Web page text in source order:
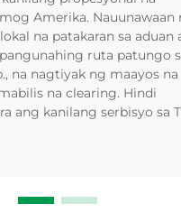
Amerika. Nauunawaan
na patakaran sa aduan
ruta patungo
na nagtiyak ng maayos na
na clearing. Hindi
ang kanilang serbisyo sa